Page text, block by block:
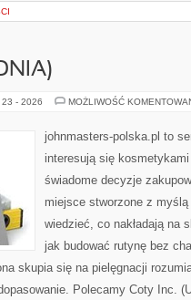
23 - 2026 MOŻLIWOŚĆ
johnmasters-polska.pl to
interesują się
świadome decyzje
miejsce stworzone z
wiedzieć, co nakładają na
jak budować rutynę bez
skupia się na pielęgnacji
Polecamy Coty Inc.